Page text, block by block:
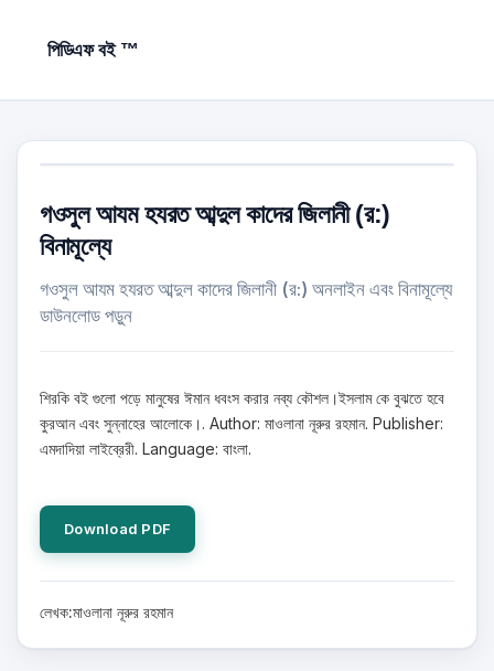
পিডিএফ বই ™
গওসুল আযম হযরত আব্দুল কাদের জিলানী (র:)
বিনামূল্যে
গওসুল আযম হযরত আব্দুল কাদের জিলানী (র:) অনলাইন এবং বিনামূল্যে
ডাউনলোড পড়ুন
শিরকি বই গুলো পড়ে মানুষের ঈমান ধবংস করার নব্য কৌশল।ইসলাম কে বুঝতে হবে
কুরআন এবং সুন্নাহের আলোকে।. Author: মাওলানা নূরুর রহমান. Publisher:
এমদাদিয়া লাইব্রেরী. Language: বাংলা.
Download PDF
লেখক:মাওলানা নূরুর রহমান